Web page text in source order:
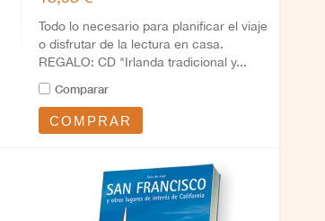
Todo lo necesario para planificar el viaje
o disfrutar de la lectura en casa.
REGALO: CD "Irlanda tradicional y...
Comparar
COMPRAR